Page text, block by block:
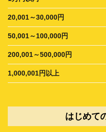
20,001～30,000円
50,001～100,000円
200,001～500,000円
1,000,001円以上
はじめて